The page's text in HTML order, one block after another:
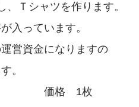
Ｔシャツを作ります。
入っています。
営資金になりますの
。
Ｌ 価格 1枚